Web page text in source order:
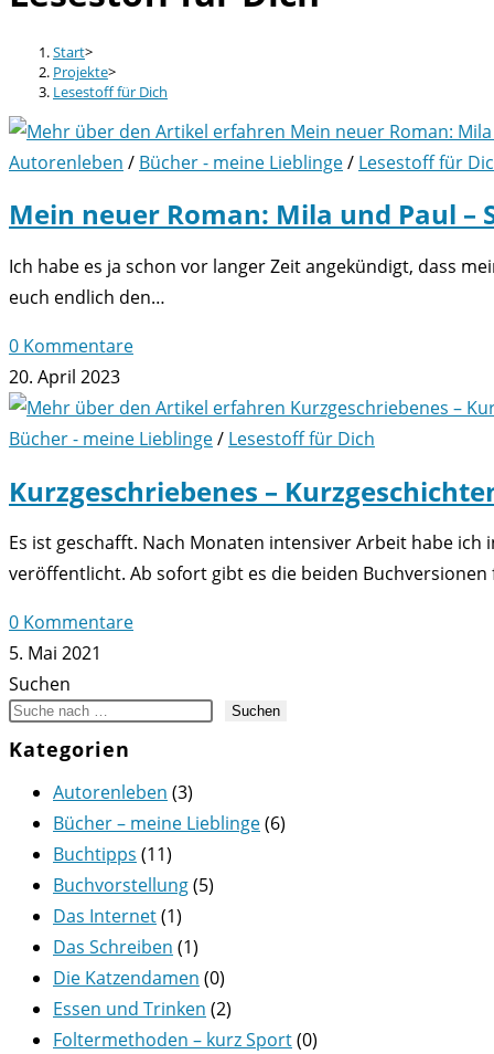
Start>
Projekte>
Lesestoff für Dich
Autorenleben / Bücher - meine Lieblinge/ Lesestoff für
Mein neuer Roman: Mila und Paul –
Ich habe es ja schon vor langer Zeit angekündigt, dass
euch endlich den…
0 Kommentare
20. April 2023
Bücher - meine Lieblinge/ Lesestoff für Dich
Kurzgeschriebenes –
Es ist geschafft. Nach Monaten intensiver Arbeit habe
veröffentlicht. Ab sofort gibt es die beiden
0 Kommentare
5. Mai 2021
Suchen
Suchen
Kategorien
Autorenleben (3)
Bücher – meine Lieblinge(6)
Buchtipps (11)
Buchvorstellung(5)
Das Internet(1)
Das Schreiben (1)
Die Katzendamen (0)
Essen und Trinken (2)
Foltermethoden – kurz Sport(0)